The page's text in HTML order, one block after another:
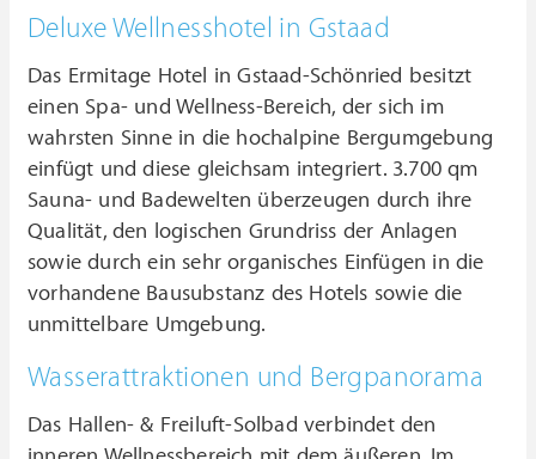
Deluxe Wellnesshotel in Gstaad
Das Ermitage Hotel in Gstaad-Schönried besitzt
einen Spa- und Wellness-Bereich, der sich im
wahrsten Sinne in die hochalpine Bergumgebung
einfügt und diese gleichsam integriert. 3.700 qm
Sauna- und Badewelten überzeugen durch ihre
Qualität, den logischen Grundriss der Anlagen
sowie durch ein sehr organisches Einfügen in die
vorhandene Bausubstanz des Hotels sowie die
unmittelbare Umgebung.
Wasserattraktionen und Bergpanorama
Das Hallen- & Freiluft-Solbad verbindet den